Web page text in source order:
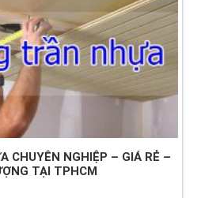
CHUYÊN NGHIỆP – GIÁ RẺ –
TẠI TPHCM